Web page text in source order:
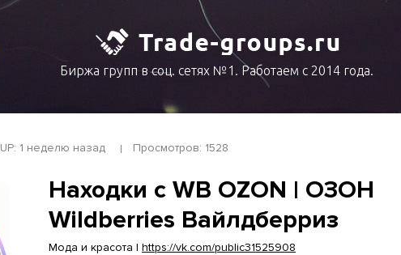
Биржа групп в соц. сетях №1. Работаем с 2014 года.
UP: 1 неделю назад Просмотров: 1528
Находки с WB OZON | ОЗОН
Wildberries Вайлдберриз
Мода и красота | https://vk.com/public31525908